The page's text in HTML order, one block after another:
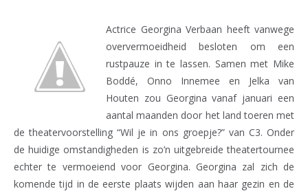
Actrice Georgina Verbaan heeft vanwege
oververmoeidheid besloten om een
rustpauze in te lassen. Samen met Mike
Boddé, Onno Innemee en Jelka van
Houten zou Georgina vanaf januari een
aantal maanden door het land toeren met
de theatervoorstelling “Wil je in ons groepje?” van C3. Onder
de huidige omstandigheden is zo’n uitgebreide theatertournee
echter te vermoeiend voor Georgina. Georgina zal zich de
komende tijd in de eerste plaats wijden aan haar gezin en de